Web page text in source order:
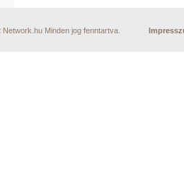
Minden jog fenntartva.